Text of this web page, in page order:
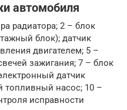
автомобиля
радиатора; 2 – блок
блок); датчик
двигателем; 5 –
зажигания; 7 – блок
датчик
топливный насос; 10 –
исправности